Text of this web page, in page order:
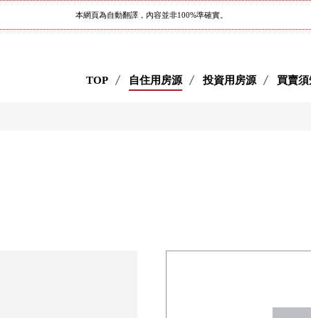
本網頁為自動翻譯，內容並非100%準確實。
TOP 自住用房源 投資用房源 買賣須